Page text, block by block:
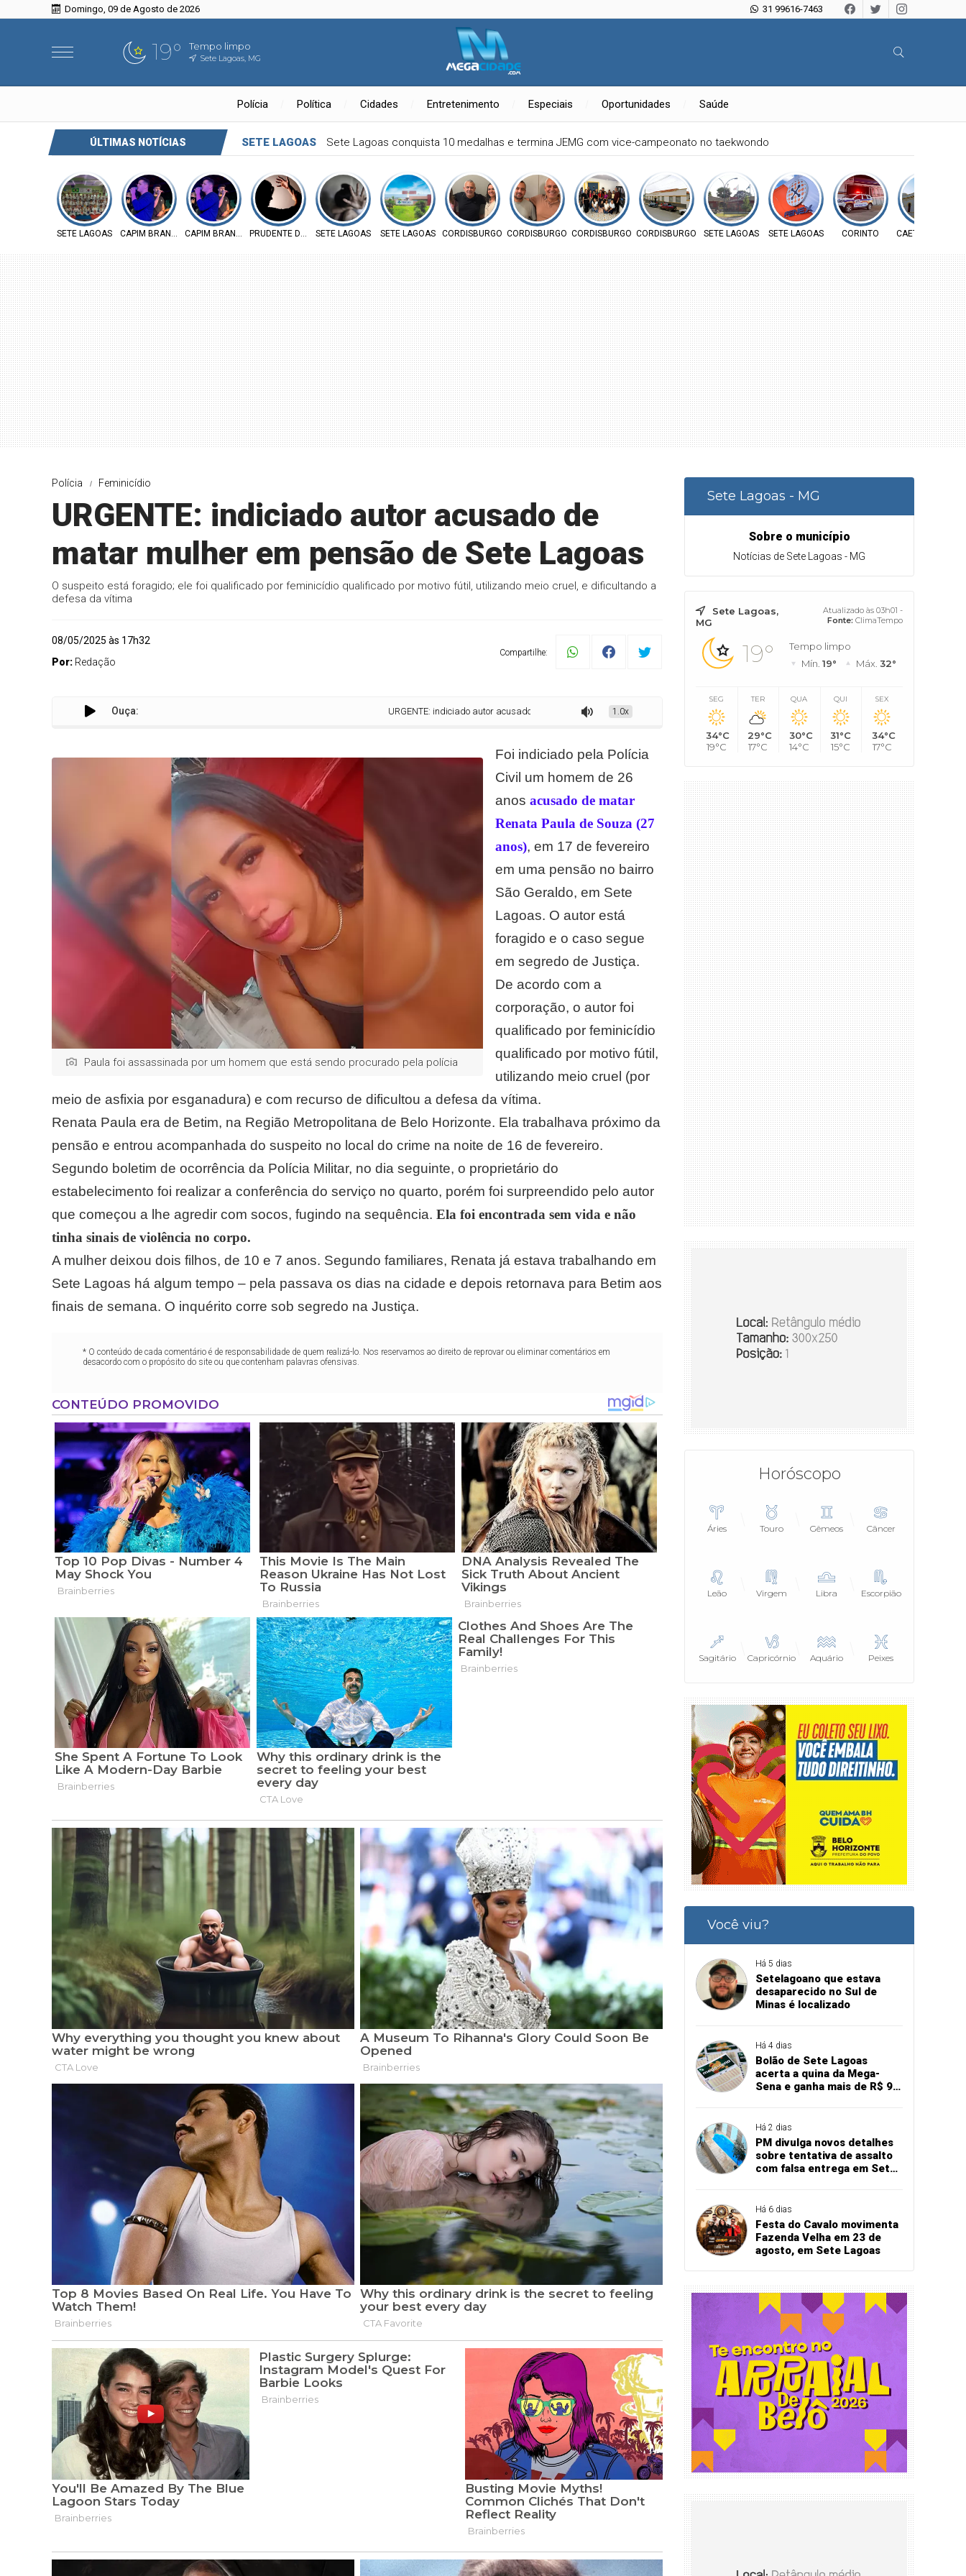
Domingo, 09 de Agosto de 2026 31 99616-7463
19° Tempo limpo
Sete Lagoas, MG
Polícia Política Cidades Entretenimento Especiais Oportunidades Saúde
ÚLTIMAS NOTÍCIAS SETE LAGOAS Sete Lagoas conquista 10 medalhas e termina JEMG com vice-campeonato no taekwondo
SETE LAGOAS CAPIM BRANCO CAPIM BRANCO PRUDENTE DE MORAISSETE LAGOAS SETE LAGOAS CORDISBURGO CORDISBURGO CORDISBURGO CORDISBURGO SETE LAGOAS SETE LAGOAS CORINTO CAETANÓPOLIS
Polícia Feminicídio
URGENTE: indiciado autor acusado de
matar mulher em pensão de Sete Lagoas
O suspeito está foragido; ele foi qualificado por feminicídio qualificado por motivo fútil, utilizando meio cruel, e dificultando a
defesa da vítima
08/05/2025 às 17h32
Por: Redação
Compartilhe:
Ouça: URGENTE: indiciado autor acusado de matar mulher em pensão de Sete Lagoas
1.0x
Paula foi assassinada por um homem que está sendo procurado pela polícia
Foi indiciado pela Polícia
Civil um homem de 26
anos acusado de matar
Renata Paula de Souza (27
anos), em 17 de fevereiro
em uma pensão no bairro
São Geraldo, em Sete
Lagoas. O autor está
foragido e o caso segue
em segredo de Justiça.
De acordo com a
corporação, o autor foi
qualificado por feminicídio
qualificado por motivo fútil,
utilizando meio cruel (por
meio de asfixia por esganadura) e com recurso de dificultou a defesa da vítima.
Renata Paula era de Betim, na Região Metropolitana de Belo Horizonte. Ela trabalhava próximo da
pensão e entrou acompanhada do suspeito no local do crime na noite de 16 de fevereiro.
Segundo boletim de ocorrência da Polícia Militar, no dia seguinte, o proprietário do
estabelecimento foi realizar a conferência do serviço no quarto, porém foi surpreendido pelo autor
que começou a lhe agredir com socos, fugindo na sequência. Ela foi encontrada sem vida e não
tinha sinais de violência no corpo.
A mulher deixou dois filhos, de 10 e 7 anos. Segundo familiares, Renata já estava trabalhando em
Sete Lagoas há algum tempo – pela passava os dias na cidade e depois retornava para Betim aos
finais de semana. O inquérito corre sob segredo na Justiça.
* O conteúdo de cada comentário é de responsabilidade de quem realizá-lo. Nos reservamos ao direito de reprovar ou eliminar comentários em
desacordo com o propósito do site ou que contenham palavras ofensivas.
Sete Lagoas - MG
Sobre o município
Notícias de Sete Lagoas - MG
Sete Lagoas,
MG
Atualizado às 03h01 -
Fonte: ClimaTempo
19°
Tempo limpo
Mín. 19° Máx. 32°
SEG
34°C
19°C
TER
29°C
17°C
QUA
30°C
14°C
QUI
31°C
15°C
SEX
34°C
17°C
Horóscopo
Áries Touro Gêmeos Câncer
Leão Virgem Libra Escorpião
Sagitário Capricórnio Aquário Peixes
Você viu?
Há 5 dias
Setelagoano que estava
desaparecido no Sul de
Minas é localizado
Há 4 dias
Bolão de Sete Lagoas
acerta a quina da Mega-
Sena e ganha mais de R$ 94
Há 2 dias
PM divulga novos detalhes
sobre tentativa de assalto
com falsa entrega em Sete
Há 6 dias
Festa do Cavalo movimenta
Fazenda Velha em 23 de
agosto, em Sete Lagoas